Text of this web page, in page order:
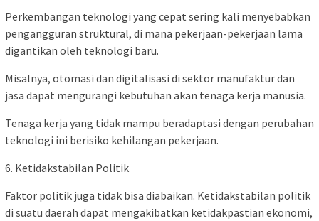
Perkembangan teknologi yang cepat sering kali menyebabkan
pengangguran struktural, di mana pekerjaan-pekerjaan lama
digantikan oleh teknologi baru.
Misalnya, otomasi dan digitalisasi di sektor manufaktur dan
jasa dapat mengurangi kebutuhan akan tenaga kerja manusia.
Tenaga kerja yang tidak mampu beradaptasi dengan perubahan
teknologi ini berisiko kehilangan pekerjaan.
6. Ketidakstabilan Politik
Faktor politik juga tidak bisa diabaikan. Ketidakstabilan politik
di suatu daerah dapat mengakibatkan ketidakpastian ekonomi,